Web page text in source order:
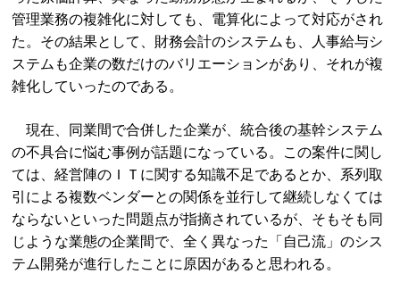
管理業務の複雑化に対しても、電算化によって対応がされ
た。その結果として、財務会計のシステムも、人事給与シ
ステムも企業の数だけのバリエーションがあり、それが複
雑化していったのである。
現在、同業間で合併した企業が、統合後の基幹システム
の不具合に悩む事例が話題になっている。この案件に関し
ては、経営陣のＩＴに関する知識不足であるとか、系列取
引による複数ベンダーとの関係を並行して継続しなくては
ならないといった問題点が指摘されているが、そもそも同
じような業態の企業間で、全く異なった「自己流」のシス
テム開発が進行したことに原因があると思われる。